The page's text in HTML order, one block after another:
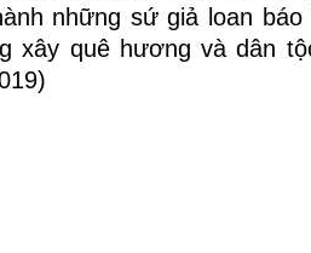
những sứ giả loan báo
xây quê hương và dân